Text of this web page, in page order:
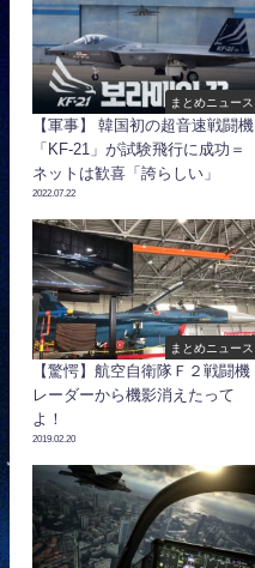
まとめニュース
【軍事】 韓国初の超音速戦闘機
「KF-21」が試験飛行に成功＝
ネットは歓喜「誇らしい」
2022.07.22
まとめニュース
【驚愕】航空自衛隊Ｆ２戦闘機
レーダーから機影消えたって
よ！
2019.02.20